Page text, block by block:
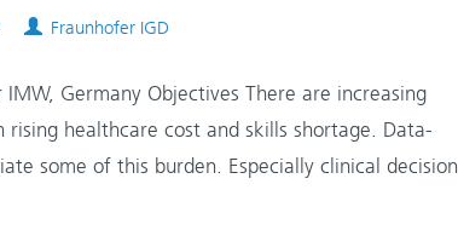
Authors
Fraunhofer IGD
Germany Objectives There are increasing
healthcare cost and skills shortage. Data-
some of this burden. Especially clinical decision